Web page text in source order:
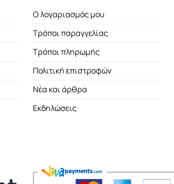
Ο λογαριασμός μου
Τρόποι παραγγελίας
Τρόποι πληρωμής
Πολιτική επιστροφών
Νέα και άρθρα
Εκδηλώσεις